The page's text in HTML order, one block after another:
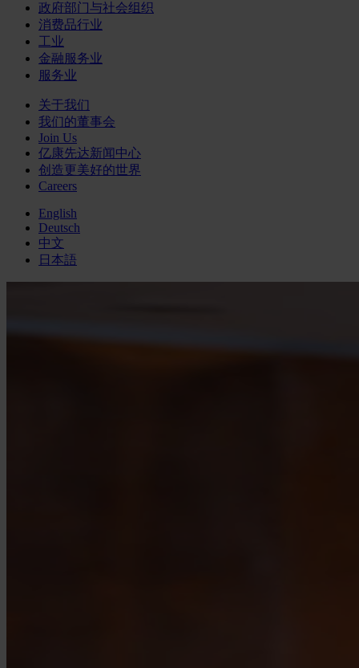
政府部门与社会组织
消费品行业
工业
金融服务业
服务业
关于我们
我们的董事会
Join Us
亿康先达新闻中心
创造更美好的世界
Careers
English
Deutsch
中文
日本語